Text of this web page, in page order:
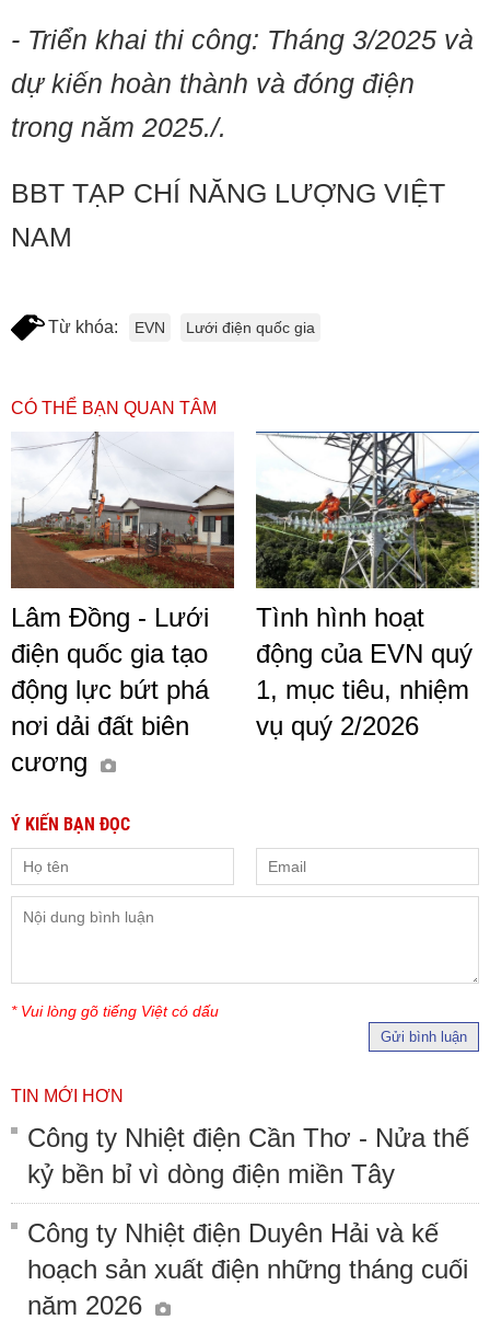
- Triển khai thi công: Tháng 3/2025 và
dự kiến hoàn thành và đóng điện
trong năm 2025./.
BBT TẠP CHÍ NĂNG LƯỢNG VIỆT
NAM
Từ khóa: EVN Lưới điện quốc gia
CÓ THỂ BẠN QUAN TÂM
Lâm Đồng - Lưới
điện quốc gia tạo
động lực bứt phá
nơi dải đất biên
cương
Tình hình hoạt
động của EVN quý
1, mục tiêu, nhiệm
vụ quý 2/2026
Ý KIẾN BẠN ĐỌC
* Vui lòng gõ tiếng Việt có dấu
Gửi bình luận
TIN MỚI HƠN
Công ty Nhiệt điện Cần Thơ - Nửa thế
kỷ bền bỉ vì dòng điện miền Tây
Công ty Nhiệt điện Duyên Hải và kế
hoạch sản xuất điện những tháng cuối
năm 2026